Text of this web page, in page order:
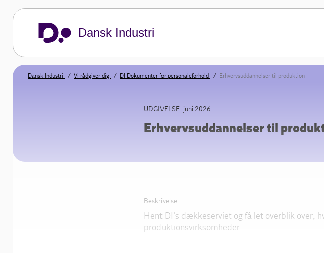
Dansk Industri
Dansk Industri Vi rådgiver dig DI Dokumenter for personaleforhold Erhvervsuddannelser til produktion
UDGIVELSE: juni 2026
Erhvervsuddannelser til
Beskrivelse
Hent DI's dækkeserviet og få let overblik over,
produktionsvirksomheder.